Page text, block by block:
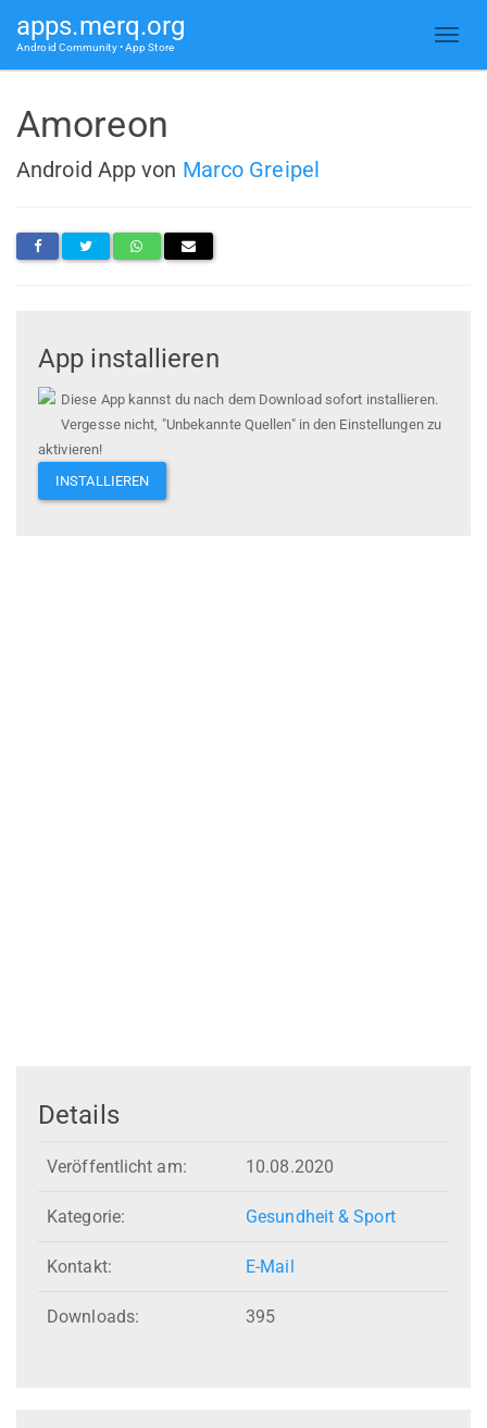
apps.merq.org
Android Community • App Store
Amoreon
Android App von Marco Greipel
App installieren
Diese App kannst du nach dem Download sofort installieren.
Vergesse nicht, "Unbekannte Quellen" in den Einstellungen zu
aktivieren!
INSTALLIEREN
Details
Veröffentlicht am: 10.08.2020
Kategorie: Gesundheit & Sport
Kontakt: E-Mail
Downloads: 395